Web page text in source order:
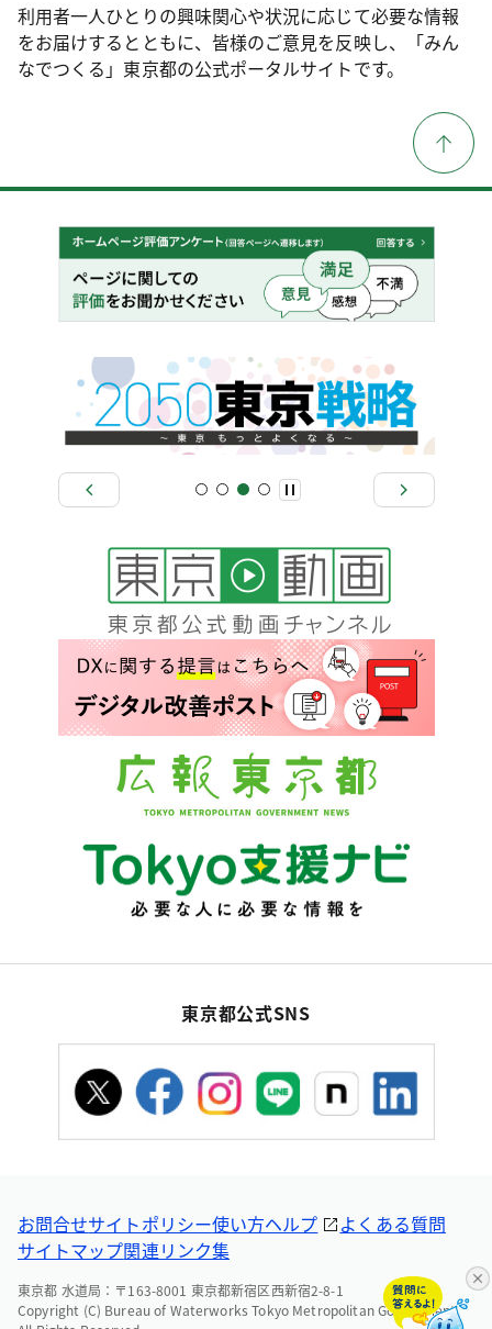
利用者一人ひとりの興味関心や状況に応じて必要な情報
をお届けするとともに、皆様のご意見を反映し、「みん
なでつくる」東京都の公式ポータルサイトです。
東京都公式SNS
お問合せサイトポリシー使い方ヘルプ
よくある質問
サイトマップ関連リンク集
東京都 水道局：〒163-8001 東京都新宿区西新宿2-8-1
Copyright (C) Bureau of Waterworks Tokyo Metropolitan Government.